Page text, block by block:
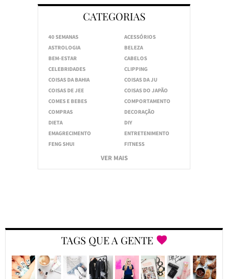
CATEGORIAS
40 SEMANAS
ACESSÓRIOS
ASTROLOGIA
BELEZA
BEM-ESTAR
CABELOS
CELEBRIDADES
CLIPPING
COISAS DA BAHIA
COISAS DA JU
COISAS DE JEE
COISAS DO JAPÃO
COMES E BEBES
COMPORTAMENTO
COMPRAS
DECORAÇÃO
DIETA
DIY
EMAGRECIMENTO
ENTRETENIMENTO
FENG SHUI
FITNESS
VER MAIS
TAGS QUE A GENTE